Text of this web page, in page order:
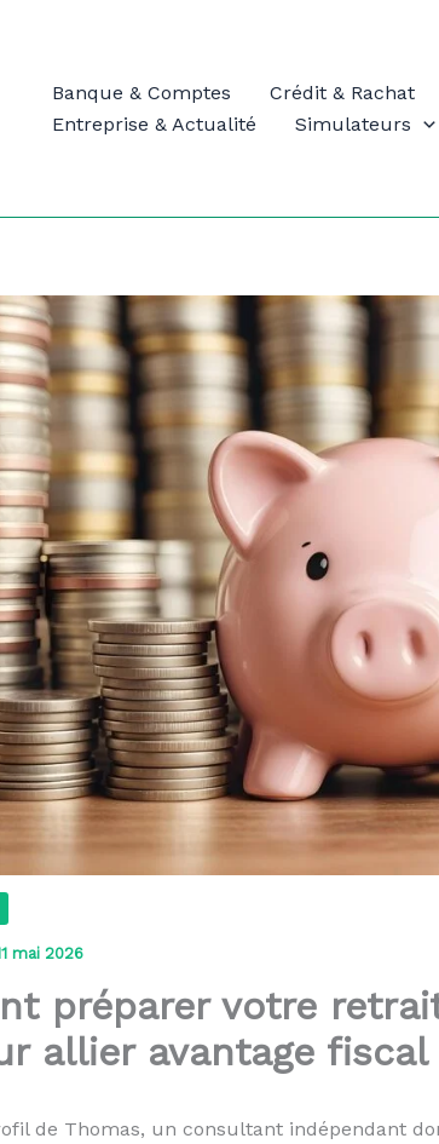
Banque & Comptes Crédit & Rachat
Entreprise & Actualité
Simulateurs
mai 2026
préparer votre
allier avantage
de Thomas, un consultant indépendant